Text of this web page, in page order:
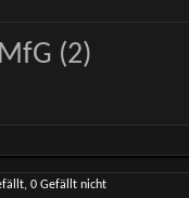
MfG (2)
0 Gefällt nicht